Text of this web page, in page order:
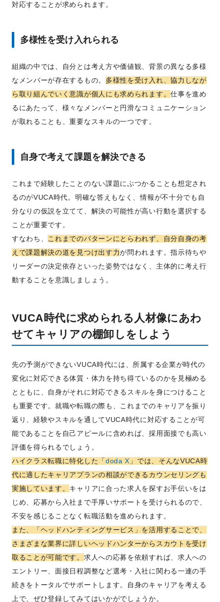
対応することが求められます。
多様性を受け入れられる
組織の中では、自分とは考え方や価値観、背景の異なる多様
なメンバーが存在するもの。 多様性を受け入れ、協力しなが
ら取り組んでいく意識が個人にも求められます。仕事を進め
るにあたって、様々なメンバーと円滑なコミュニケーション
が取れることも、重要なスキルの一つです。
自身で考えて課題を解決できる
これまで経験したことのない課題にぶつかることも想定され
るのがVUCA時代。明確な答えもなく、情報が不十分でも自
分なりの仮説を立てて、解決の可能性が高い行動を選択する
ことが重要です。
すなわち、
これまでのパターンにとらわれず、自分自身の考
えで課題解決の道を見つけ出す力が問われます。指示待ちや
リーダーの決定依存といった姿勢ではなく、主体的に考え行
動することを意識しましょう。
VUCA時代に求められる人材像にあわ
せてキャリアの棚卸しをしよう
先の予測ができないVUCA時代には、所属する企業が時代の
変化に対応できる体質・体力を持ち得ているのかを見極める
とともに、自身がそれに対応できるスキルを身につけること
も重要です。就職や転職の際も、これまでのキャリアを振り
返り、経験やスキルを通してVUCA時代に対応することが可
能であることを自己アピールに含めれば、採用面接でも高い
評価を得られるでしょう。
ハイクラス転職に特化した「doda X 」では、そんなVUCA時
代に適したキャリアプランの相談ができるカウンセリングも
実施しています。 キャリアに合った求人を探すお手伝いをは
じめ、応募から入社まで手厚いサポートを受けられるので、
不安を感じることなく転職活動を進められます。
また、「ヘッドハンティングサービス」を活用することで、
さまざまな業界に詳しいヘッドハンターからスカウトを受け
取ることが可能です。 求人への応募を依頼すれば、求人への
エントリー、面接日程調整など選考・入社に関わる一連の手
続きをトータルでサポートします。自身のキャリアを考える
上で、ぜひ登録してみてはいかがでしょうか。